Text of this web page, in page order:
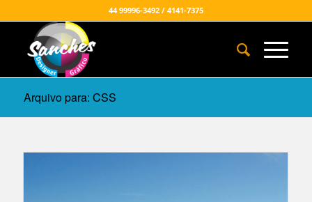
44 99996-3492 / 4141-7375
Arquivo para: CSS